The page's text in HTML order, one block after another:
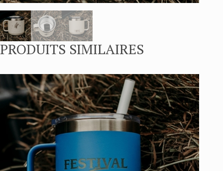
PRODUITS SIMILAIRES